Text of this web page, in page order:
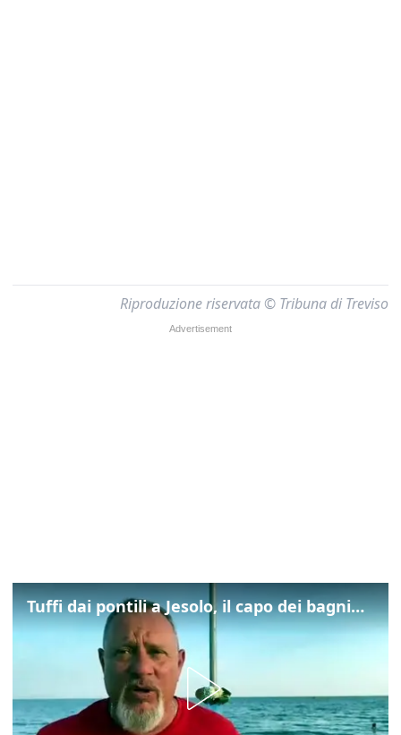
Riproduzione riservata © Tribuna di Treviso
Tuffi dai pontili a Jesolo, il capo dei bagnini: "L'impegno di tutti per evitare altre tragedie"